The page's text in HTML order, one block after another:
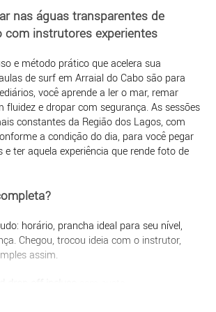
nas águas transparentes de
com instrutores experientes
e método prático que acelera sua
de surf em Arraial do Cabo são para
você aprende a ler o mar, remar
fluidez e dropar com segurança. As sessões
constantes da Região dos Lagos, com
a condição do dia, para você pegar
e ter aquela experiência que rende foto de
horário, prancha ideal para seu nível,
Chegou, trocou ideia com o instrutor,
assim.
e deixamos você em um ponto da sua